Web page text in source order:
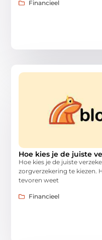
Financieel
Hoe kies je de juiste
Hoe kies je de juiste
zorgverzekering te kiezen.
tevoren weet
Financieel